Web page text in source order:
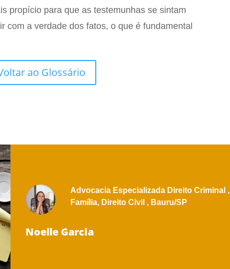
propício para que as testemunhas se sintam
com a verdade dos fatos, o que é fundamental
ao Glossário
Advocacia Especializada Direito Criminal ,
Família, Direito Civil , Bauru/SP
Noelle Garcia